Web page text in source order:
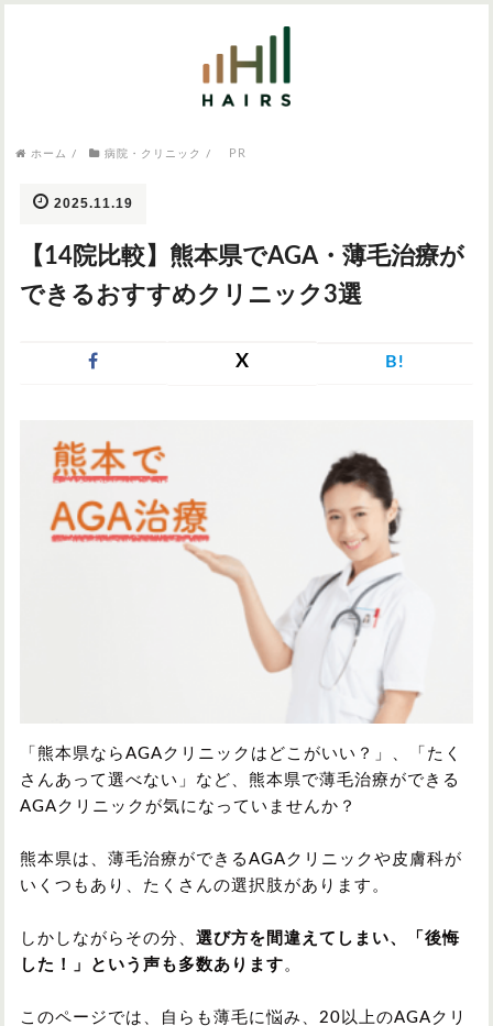
病院・クリニック
AGA
円形脱毛症
お問い合わせ
ホーム / 病院・クリニック / PR
2025.11.19
【14院比較】熊本県でAGA・薄毛治療が
できるおすすめクリニック3選
X B!
「熊本県ならAGAクリニックはどこがいい？」、「たく
さんあって選べない」など、熊本県で薄毛治療ができる
AGAクリニックが気になっていませんか？
熊本県は、薄毛治療ができるAGAクリニックや皮膚科が
いくつもあり、たくさんの選択肢があります。
しかしながらその分、 選び方を間違えてしまい、「後悔
した！」という声も多数あります 。
このページでは、自らも薄毛に悩み、20以上のAGAクリ
気になるワードから記事を探す
症状・悩みから記事を探す
つむじハゲ ふけ
女性の薄毛
対策・アイテムから記事を探す